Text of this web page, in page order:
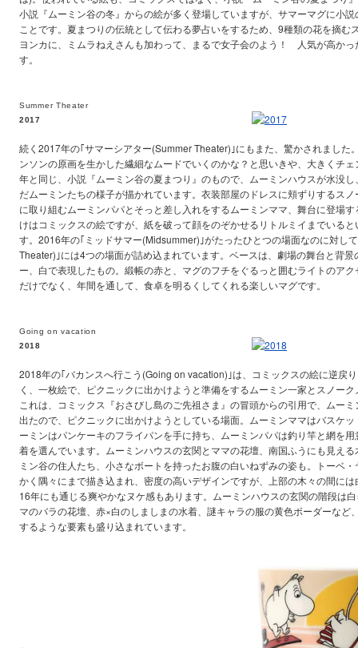
小説『ムーミン谷の冬』からの絵が多く登場していますが、サマーマグに小
ことです。夏まつりの伝統として伝わる夢占いをするため、9種類の花を摘む
ヨンカに、ミムラねえさんも加わって、まるで女子会のよう！ 人気が高か
す。
Summer Theater
2017
続く2017年の｢サマーシアター(Summer Theater)｣にもまた、驚かされました
ンソンの原画を生かした繊細なムードでいくのかな？と思いきや、大きくチ
年と同じ、小説『ムーミン谷の夏まつり』のもので、ムーミンハウスが水没
だムーミンたちの様子が描かれています。衣装部屋のドレスに頬ずりするス
に取り組むムーミンパパとそっと差し入れをするムーミンママ、舞台に登場
けはコミックスの絵ですが、紙を破って顔をのぞかせるリトルミイまでいる
す。2016年の｢ミッドサマー(Midsummer)｣がたったひとつの場面なのに対し
Theater)｣には4つの場面が詰め込まれています。ベースは、劇場の舞台と背
ー、白で表現したもの。緞帳の赤と、マグのフチをぐるっと囲むライトのア
だけでなく、年間を通して、食卓を明るくしてくれる楽しいマグです。
Going on vacation
2018
2018年の｢バカンスへ行こう(Going on vacation)｣は、コミックスの絵に逆戻
く、一枚絵で、ピクニックに出かけようと準備をするムーミン一家とスノー
これは、コミックス『おさびし島のご先祖さま』の冒頭からの引用で、ムー
出たので、ピクニックに出かけようとしている場面。ムーミンママはバスケ
ーミンはパンケーキのフライパンを手に持ち、ムーミンパパは釣り竿と網を
着を選んでいます。ムーミンハウスの玄関とママの花壇、南国ふうにも見え
ミン谷の住人たち、小さなボートを持ったお腹の白いねずみの姿も。トーベ
かく隅々にまで描き込まれ、密度の高いデザインですが、上部の木々の間に
16年にも通じる爽やかなヌケ感もあります。ムーミンハウスの玄関の階段は
マのバラの花壇、赤×白のしましまの水着、謎キャラの服の黄色ボーダーなど
するような要素も盛り込まれています。